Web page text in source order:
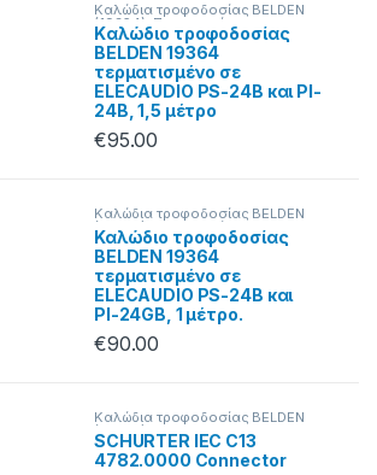
Καλώδια τροφοδοσίας BELDEN
(19364),Προσφορές
Kαλώδιο τροφοδοσίας
BELDEN 19364
τερματισμένο σε
ELECAUDIO PS-24B και PI-
24B, 1,5 μέτρο
€95.00
Καλώδια τροφοδοσίας BELDEN
(19364), Προσφορές
Καλώδιο τροφοδοσίας
BELDEN 19364
τερματισμένο σε
ELECAUDIO PS-24B και
ΡΙ-24GB, 1 μέτρο.
€90.00
Καλώδια τροφοδοσίας BELDEN
(19364)
SCHURTER IEC C13
4782.0000 Connector